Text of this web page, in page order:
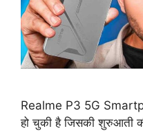
Realme P3 5G
हो चुकी है जिसकी शुरुआती